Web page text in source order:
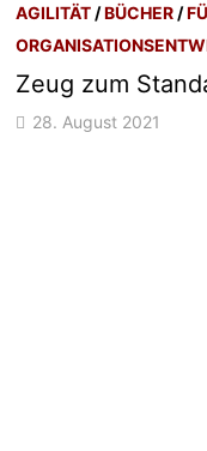
AGILITÄT /BÜCHER /
Zeug zum
28. August 2021